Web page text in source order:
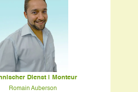
Dienst | Monteur
Romain Auberson